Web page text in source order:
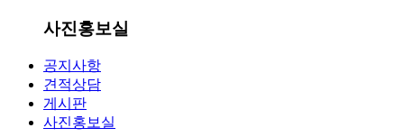
사진홍보실
공지사항
견적상담
게시판
사진홍보실